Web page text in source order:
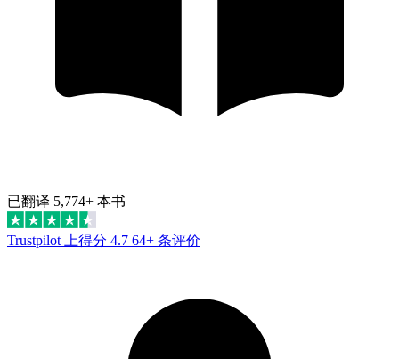
已翻译 5,774+ 本书
Trustpilot 上得分 4.7 64+ 条评价